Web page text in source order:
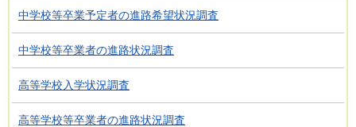
中学校等卒業予定者の進路希望状況調査
中学校等卒業者の進路状況調査
高等学校入学状況調査
高等学校等卒業者の進路状況調査